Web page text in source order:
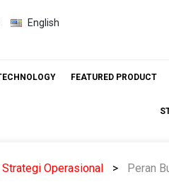
English
FEATURED PRODUCT
Strategi Operasional Peran